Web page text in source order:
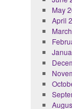
May
April